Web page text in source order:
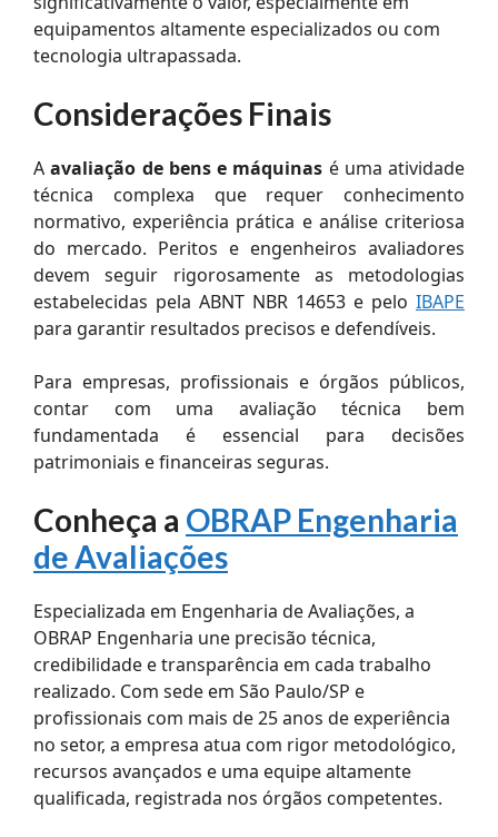
equipamentos altamente especializados ou com
tecnologia ultrapassada.
Considerações Finais
Aavaliação de bens e máquinas é uma atividade
técnica complexa que requer conhecimento
normativo, experiência prática e análise criteriosa
do mercado. Peritos e engenheiros avaliadores
devem seguir rigorosamente as metodologias
estabelecidas pela ABNT NBR 14653 e pelo IBAPE
para garantir resultados precisos e defendíveis.
Para empresas, profissionais e órgãos públicos,
contar com uma avaliação técnica bem
fundamentada é essencial para decisões
patrimoniais e financeiras seguras.
Conheça a OBRAP Engenharia
de Avaliações
Especializada em Engenharia de Avaliações, a
OBRAP Engenharia une precisão técnica,
credibilidade e transparência em cada trabalho
realizado. Com sede em São Paulo/SP e
profissionais com mais de 25 anos de experiência
no setor, a empresa atua com rigor metodológico,
recursos avançados e uma equipe altamente
qualificada, registrada nos órgãos competentes.